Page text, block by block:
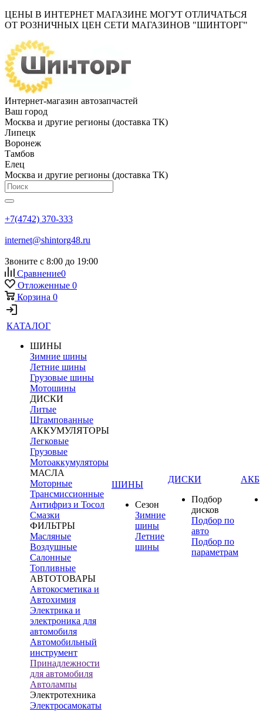
ЦЕНЫ В ИНТЕРНЕТ МАГАЗИНЕ МОГУТ ОТЛИЧАТЬСЯ
ОТ РОЗНИЧНЫХ ЦЕН СЕТИ МАГАЗИНОВ "ШИНТОРГ"
Интернет-магазин автозапчастей
Ваш город
Москва и другие регионы (доставка ТК)
Липецк
Воронеж
Тамбов
Елец
Москва и другие регионы (доставка ТК)
+7(4742) 370-333
internet@shintorg48.ru
Звоните с 8:00 до 19:00
Сравнение0
Отложенные 0
Корзина 0
КАТАЛОГ
ШИНЫ
Зимние шины
Летние шины
Грузовые шины
Мотошины
ДИСКИ
Литые
Штампованные
АККУМУЛЯТОРЫ
Легковые
Грузовые
Мотоаккумуляторы
МАСЛА
Моторные
Трансмиссионные
Антифриз и Тосол
Смазки
ФИЛЬТРЫ
Масляные
Воздушные
Салонные
Топливные
АВТОТОВАРЫ
Автокосметика и
Автохимия
Электрика и
электроника для
автомобиля
Автомобильный
инструмент
Принадлежности
для автомобиля
Автолампы
Электротехника
Электросамокаты
ШИНЫ
Сезон
Зимние
шины
Летние
шины
ДИСКИ
Подбор
дисков
Подбор по
авто
Подбор по
параметрам
АКБ